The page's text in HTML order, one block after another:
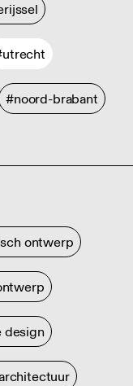
#noord-brabant
ontwerp
design